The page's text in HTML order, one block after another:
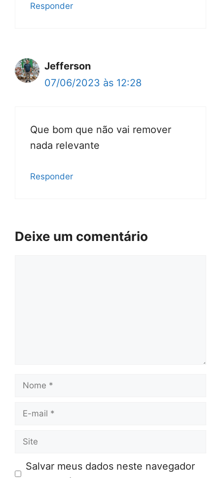
Responder
Jefferson
07/06/2023 às 12:28
Que bom que não vai remover
nada relevante
Responder
Deixe um comentário
Nome
E-
Site
Salvar meus dados neste navegador